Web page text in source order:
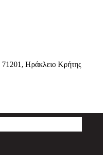
71201, Ηράκλειο Κρήτης